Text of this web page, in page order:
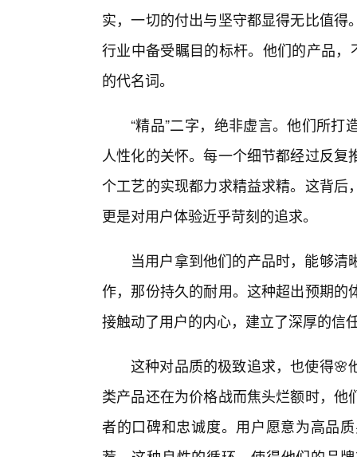
实，一切的付出与坚守都显得无比值
行业中备受瞩目的标杆。他们的产品
的代名词。
“精品”二字，绝非虚言。他们所
人性化的关怀。每一个细节都经过反
个工艺的实现都力求精益求精。这背
更是对用户体验近乎苛刻的追求。
当用户拿到他们的产品时，能够
作，那份持久的耐用。这种超出预期
接触动了用户的内心，建立了深厚的信
这种对品质的极致追求，也使得🌸
类产品还在为价格战而焦头烂额时，
者的口碑和忠诚度。用户愿意为高品